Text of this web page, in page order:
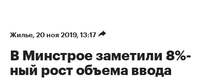
Жилье⁠, 20 ноя 2019, 13:17
В Минстрое заметили 8%-
ный рост объема ввода